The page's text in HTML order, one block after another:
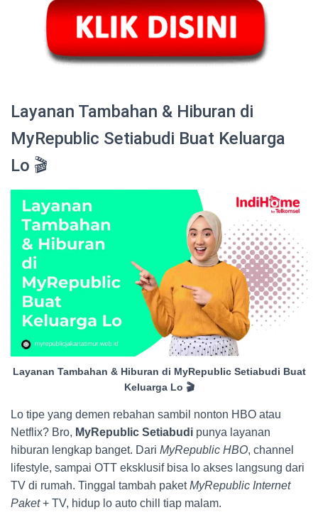
Layanan Tambahan & Hiburan di
MyRepublic Setiabudi Buat Keluarga
Lo 🎬
Layanan Tambahan & Hiburan di MyRepublic Setiabudi Buat
Keluarga Lo 🎬
Lo tipe yang demen rebahan sambil nonton HBO atau
Netflix? Bro, MyRepublic Setiabudi punya layanan
hiburan lengkap banget. Dari MyRepublic HBO, channel
lifestyle, sampai OTT eksklusif bisa lo akses langsung dari
TV di rumah. Tinggal tambah paketMyRepublic Internet
Paket+ TV, hidup lo auto chill tiap malam.